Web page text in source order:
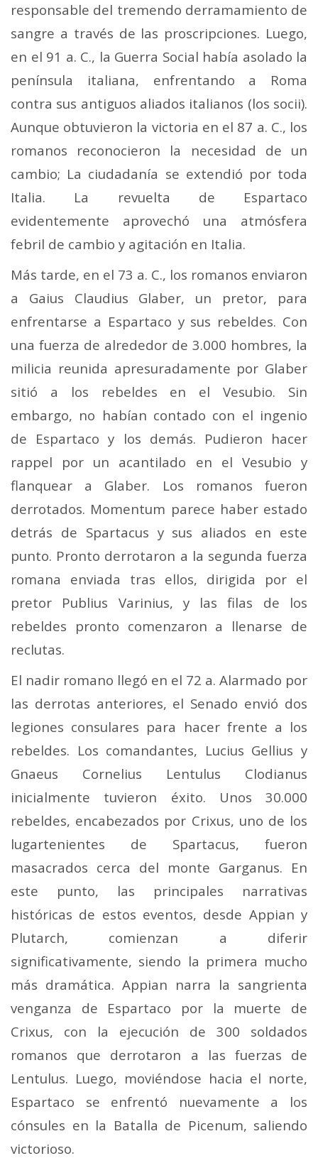
responsable del tremendo derramamiento de
sangre a través de las proscripciones. Luego,
en el 91 a. C., la Guerra Social había asolado la
península italiana, enfrentando a Roma
contra sus antiguos aliados italianos (los socii).
Aunque obtuvieron la victoria en el 87 a. C., los
romanos reconocieron la necesidad de un
cambio; La ciudadanía se extendió por toda
Italia. La revuelta de Espartaco
evidentemente aprovechó una atmósfera
febril de cambio y agitación en Italia.
Más tarde, en el 73 a. C., los romanos enviaron
a Gaius Claudius Glaber, un pretor, para
enfrentarse a Espartaco y sus rebeldes. Con
una fuerza de alrededor de 3.000 hombres, la
milicia reunida apresuradamente por Glaber
sitió a los rebeldes en el Vesubio. Sin
embargo, no habían contado con el ingenio
de Espartaco y los demás. Pudieron hacer
rappel por un acantilado en el Vesubio y
flanquear a Glaber. Los romanos fueron
derrotados. Momentum parece haber estado
detrás de Spartacus y sus aliados en este
punto. Pronto derrotaron a la segunda fuerza
romana enviada tras ellos, dirigida por el
pretor Publius Varinius, y las filas de los
rebeldes pronto comenzaron a llenarse de
reclutas.
El nadir romano llegó en el 72 a. Alarmado por
las derrotas anteriores, el Senado envió dos
legiones consulares para hacer frente a los
rebeldes. Los comandantes, Lucius Gellius y
Gnaeus Cornelius Lentulus Clodianus
inicialmente tuvieron éxito. Unos 30.000
rebeldes, encabezados por Crixus, uno de los
lugartenientes de Spartacus, fueron
masacrados cerca del monte Garganus. En
este punto, las principales narrativas
históricas de estos eventos, desde Appian y
Plutarch, comienzan a diferir
significativamente, siendo la primera mucho
más dramática. Appian narra la sangrienta
venganza de Espartaco por la muerte de
Crixus, con la ejecución de 300 soldados
romanos que derrotaron a las fuerzas de
Lentulus. Luego, moviéndose hacia el norte,
Espartaco se enfrentó nuevamente a los
cónsules en la Batalla de Picenum, saliendo
victorioso.